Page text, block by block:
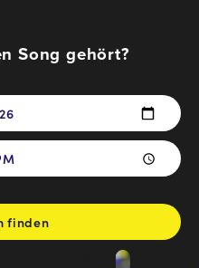
Song gehört?
finden